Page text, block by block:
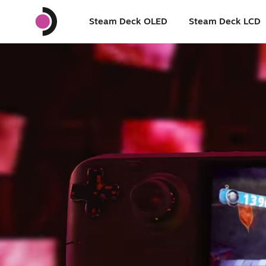
Steam Deck OLED Steam Deck LCD